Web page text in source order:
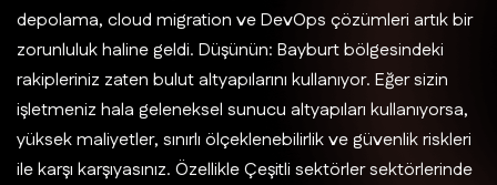
depolama, cloud migration ve DevOps çözümleri artık bir
zorunluluk haline geldi. Düşünün: Bayburt bölgesindeki
rakipleriniz zaten bulut altyapılarını kullanıyor. Eğer sizin
işletmeniz hala geleneksel sunucu altyapıları kullanıyorsa,
yüksek maliyetler, sınırlı ölçeklenebilirlik ve güvenlik riskleri
ile karşı karşıyasınız. Özellikle Çeşitli sektörler sektörlerinde